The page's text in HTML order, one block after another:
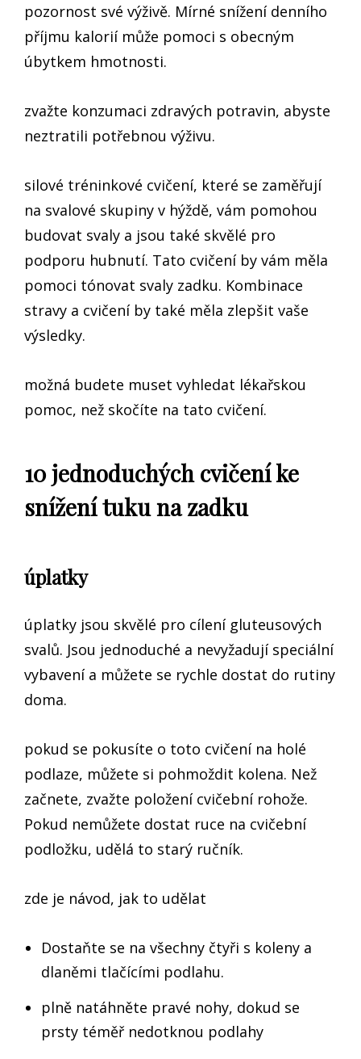
pozornost své výživě. Mírné snížení denního
příjmu kalorií může pomoci s obecným
úbytkem hmotnosti.
zvažte konzumaci zdravých potravin, abyste
neztratili potřebnou výživu.
silové tréninkové cvičení, které se zaměřují
na svalové skupiny v hýždě, vám pomohou
budovat svaly a jsou také skvělé pro
podporu hubnutí. Tato cvičení by vám měla
pomoci tónovat svaly zadku. Kombinace
stravy a cvičení by také měla zlepšit vaše
výsledky.
možná budete muset vyhledat lékařskou
pomoc, než skočíte na tato cvičení.
10 jednoduchých cvičení ke
snížení tuku na zadku
úplatky
úplatky jsou skvělé pro cílení gluteusových
svalů. Jsou jednoduché a nevyžadují speciální
vybavení a můžete se rychle dostat do rutiny
doma.
pokud se pokusíte o toto cvičení na holé
podlaze, můžete si pohmoždit kolena. Než
začnete, zvažte položení cvičební rohože.
Pokud nemůžete dostat ruce na cvičební
podložku, udělá to starý ručník.
zde je návod, jak to udělat
Dostaňte se na všechny čtyři s koleny a
dlaněmi tlačícími podlahu.
plně natáhněte pravé nohy, dokud se
prsty téměř nedotknou podlahy